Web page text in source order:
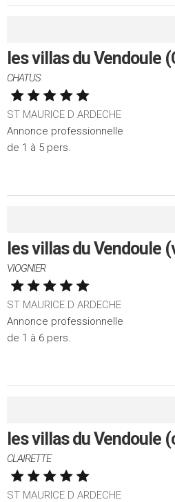
les villas du Vendoule
CHATUS
ST MAURICE D ARDECHE
Annonce professionnelle
de 1 à 5 pers.
les villas du Vendoule
VIOGNIER
ST MAURICE D ARDECHE
Annonce professionnelle
de 1 à 6 pers.
les villas du Vendoule
CLAIRETTE
ST MAURICE D ARDECHE